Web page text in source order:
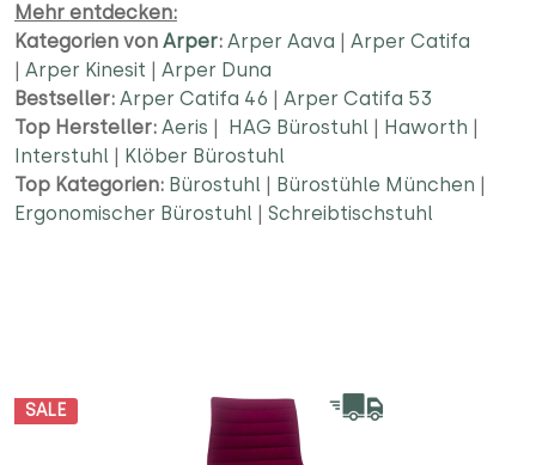
Mehr entdecken:
Kategorien von Arper: Arper Aava | Arper Catifa
| Arper Kinesit | Arper Duna
Bestseller: Arper Catifa 46 | Arper Catifa 53
Top Hersteller: Aeris | HAG Bürostuhl | Haworth |
Interstuhl | Klöber Bürostuhl
Top Kategorien: Bürostuhl | Bürostühle München |
Ergonomischer Bürostuhl | Schreibtischstuhl
SALE